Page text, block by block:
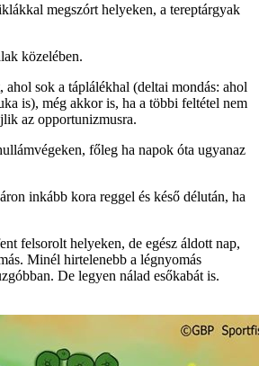
megszórt helyeken, a tereptárgyak
közelében.
ahol sok a táplálékhal (deltai mondás: ahol
is), még akkor is, ha a többi feltétel nem
az opportunizmusra.
főleg ha napok óta ugyanaz
inkább kora reggel és késő délután, ha
felsorolt helyeken, de egész áldott nap,
Minél hirtelenebb a légnyomás
De legyen nálad esőkabát is.